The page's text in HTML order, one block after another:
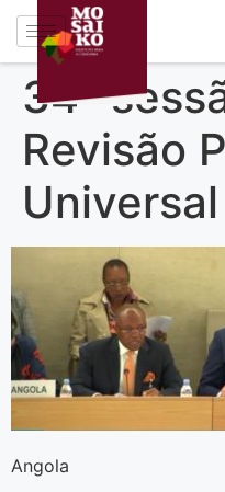
34ª
Revisão
Universal
Angola